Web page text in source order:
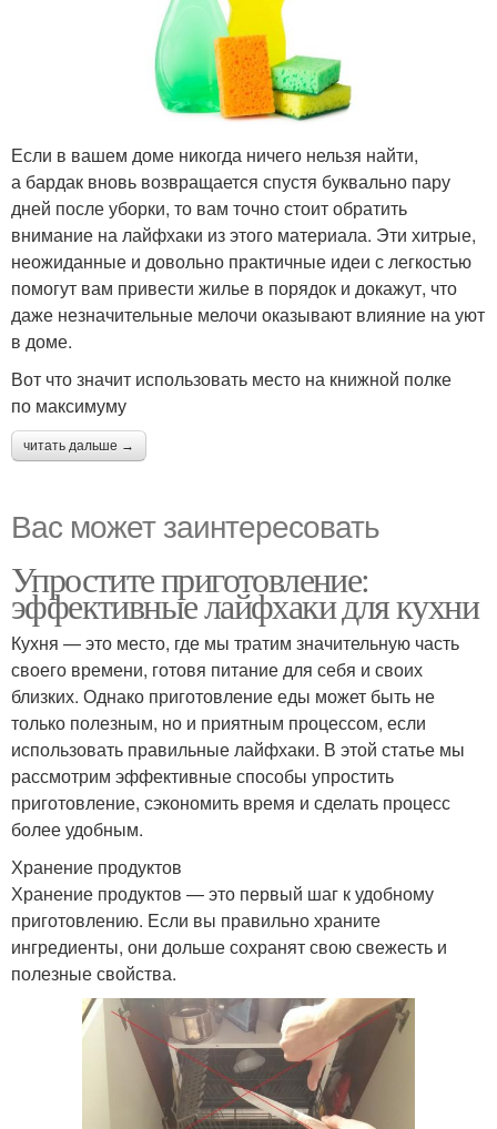
Если в вашем доме никогда ничего нельзя найти,
а бардак вновь возвращается спустя буквально пару
дней после уборки, то вам точно стоит обратить
внимание на лайфхаки из этого материала. Эти хитрые,
неожиданные и довольно практичные идеи с легкостью
помогут вам привести жилье в порядок и докажут, что
даже незначительные мелочи оказывают влияние на уют
в доме.
Вот что значит использовать место на книжной полке
по максимуму
читать дальше →
Вас может заинтересовать
Упростите приготовление:
эффективные лайфхаки для кухни
Кухня — это место, где мы тратим значительную часть
своего времени, готовя питание для себя и своих
близких. Однако приготовление еды может быть не
только полезным, но и приятным процессом, если
использовать правильные лайфхаки. В этой статье мы
рассмотрим эффективные способы упростить
приготовление, сэкономить время и сделать процесс
более удобным.
Хранение продуктов
Хранение продуктов — это первый шаг к удобному
приготовлению. Если вы правильно храните
ингредиенты, они дольше сохранят свою свежесть и
полезные свойства.